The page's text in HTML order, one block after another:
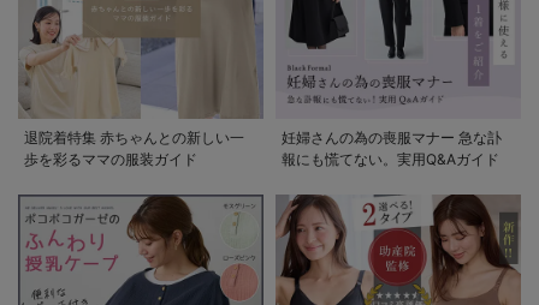
退院着特集 赤ちゃんとの新しい一
歩を彩るママの服装ガイド
妊婦さんの為の喪服マナー 急な訃
報にも慌てない。実用Q&Aガイド